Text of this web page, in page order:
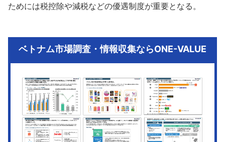
ためには税控除や減税などの優遇制度が重要となる。
ベトナム市場調査・情報収集ならONE-VALUE